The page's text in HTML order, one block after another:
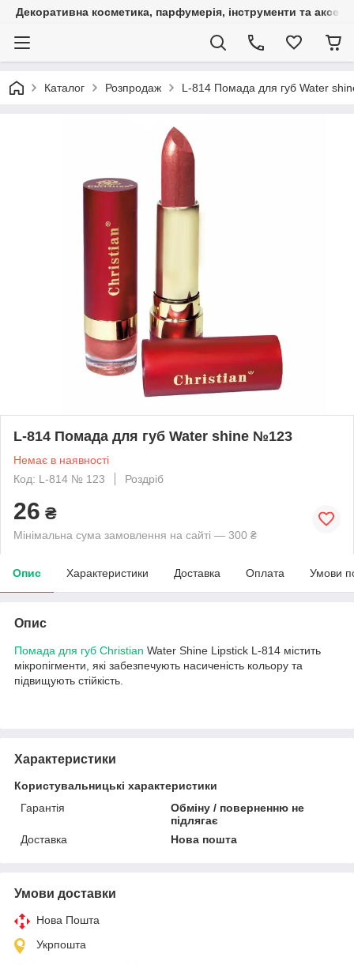
Декоративна косметика, парфумерія, інструменти та
Каталог Розпродаж L-814 Помада для губ Water
L-814 Помада для губ Water shine №123
Немає в наявності
Код: L-814 № 123
Роздріб
26 ₴
Мінімальна сума замовлення на сайті — 300 ₴
Опис Характеристики Доставка Оплата Умови
Опис
Помада для губ Christian Water Shine Lipstick L-814 містить
мікропігменти, які забезпечують насиченість кольору та
підвищують стійкість.
Характеристики
Користувальницькі характеристики
Гарантія
Обміну / поверненню не
підлягає
Доставка
Нова пошта
Умови доставки
Нова Пошта
Укрпошта